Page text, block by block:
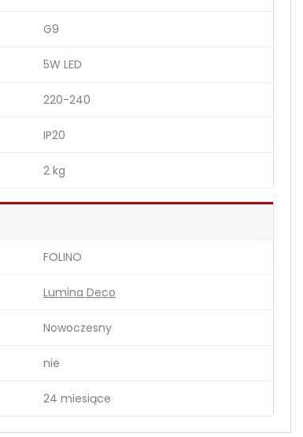
G9
5W LED
220-240
IP20
2 kg
FOLINO
Lumina Deco
Nowoczesny
nie
24 miesiące